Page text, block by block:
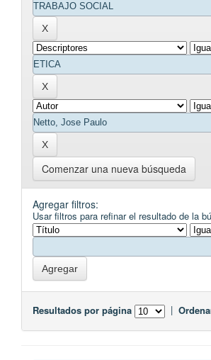
Comenzar una nueva búsqueda
Agregar filtros:
Usar filtros para refinar el resultado de la
Resultados por página |